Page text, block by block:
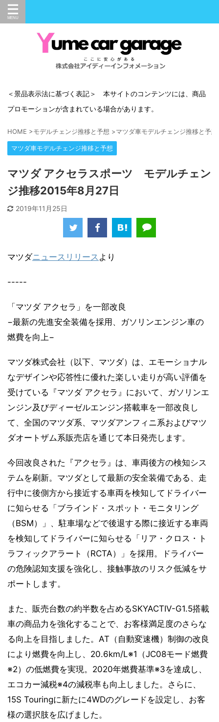
＜景品表示法に基づく表記＞ 本サイトのコンテンツには、商品
プロモーションが含まれている場合があります。
HOME >モデルチェンジ推移と予想 >マツダ車モデルチェンジ推移と予想
マツダ車モデルチェンジ推移と予想
マツダ アクセラスポーツ モデルチェン
ジ推移2015年8月27日
2019年11月25日
マツダニュースリリース より
-----
「マツダ アクセラ」を一部改良
−最新の先進安全装備を採用、ガソリンエンジン車の
燃費を向上−
マツダ株式会社（以下、マツダ）は、エモーショナル
なデザインや応答性に優れた楽しい走りが高い評価を
受けている『マツダ アクセラ』において、ガソリンエ
ンジン及びディーゼルエンジン搭載車を一部改良し
て、全国のマツダ系、マツダアンフィニ系およびマツ
ダオートザム系販売店を通じて本日発売します。
今回改良された『アクセラ』は、車両後方の検知シス
テムを刷新。マツダとして最新の安全装備である、走
行中に後側方から接近する車両を検知してドライバー
に知らせる「ブラインド・スポット・モニタリング
（BSM）」、駐車場などで後退する際に接近する車両
を検知してドライバーに知らせる「リア・クロス・ト
ラフィックアラート（RCTA）」を採用。ドライバー
の危険認知支援を強化し、接触事故のリスク低減をサ
ポートします。
また、販売台数の約半数を占めるSKYACTIV-G1.5搭載
車の商品力を強化することで、お客様満足度のさらな
る向上を目指しました。AT（自動変速機）制御の改良
により燃費を向上し、20.6km/L※1（JC08モード燃費
※2）の低燃費を実現。2020年燃費基準※3を達成し、
エコカー減税※4の減税率も向上しました。さらに、
15S Touringに新たに4WDのグレードを設定し、お客
様の選択肢を広げました。